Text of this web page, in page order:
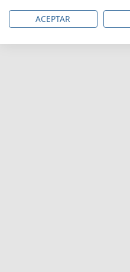
ACEPTAR